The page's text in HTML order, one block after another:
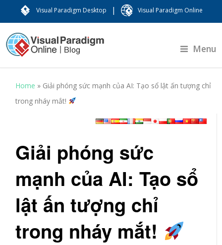
Visual Paradigm Desktop | Visual Paradigm Online
Menu
Home » Giải phóng sức mạnh của AI: Tạo sổ lật ấn tượng chỉ
trong nháy mắt!
Giải phóng sức
mạnh của AI: Tạo sổ
lật ấn tượng chỉ
trong nháy mắt!